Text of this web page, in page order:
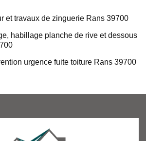
et travaux de zinguerie Rans 39700
habillage planche de rive et dessous
urgence fuite toiture Rans 39700